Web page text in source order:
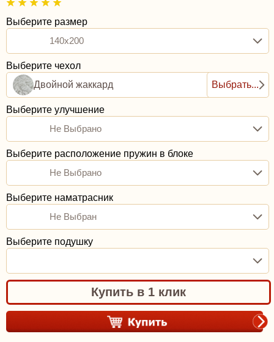
Выберите размер
140x200
Выберите чехол
Двойной жаккард
Выбрать...
Выберите улучшение
Не Выбрано
Выберите расположение пружин в блоке
Не Выбрано
Выберите наматрасник
Не Выбран
Выберите подушку
Купить в 1 клик